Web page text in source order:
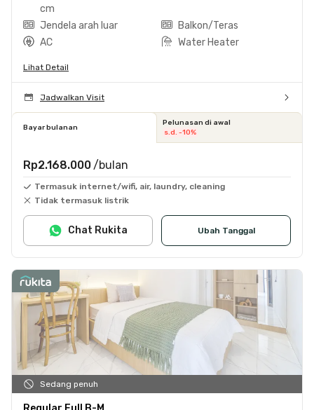
cm
Jendela arah luar
Balkon/Teras
AC
Water Heater
Lihat Detail
Jadwalkan Visit
Bayar bulanan
Pelunasan di awal
s.d. -10%
Rp2.168.000 /bulan
Termasuk internet/wifi, air, laundry, cleaning
Tidak termasuk listrik
Ubah Tanggal
Chat Rukita
Sedang penuh